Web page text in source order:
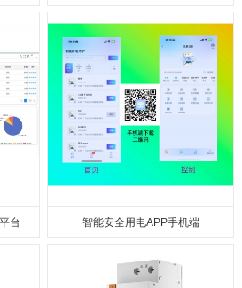
台 智能安全用电APP手机端